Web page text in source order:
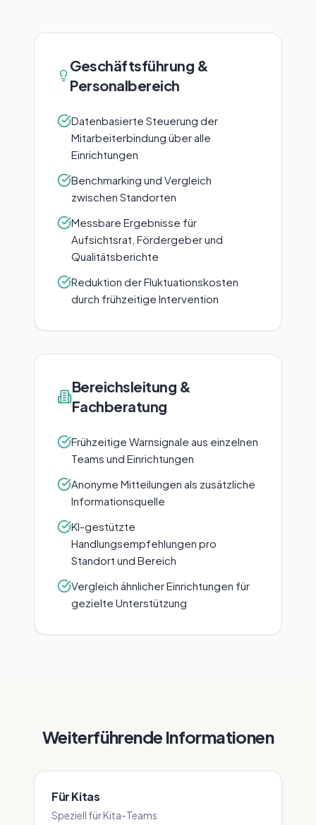
Geschäftsführung &
Personalbereich
Datenbasierte Steuerung der
Mitarbeiterbindung über alle
Einrichtungen
Benchmarking und Vergleich
zwischen Standorten
Messbare Ergebnisse für
Aufsichtsrat, Fördergeber und
Qualitätsberichte
Reduktion der Fluktuationskosten
durch frühzeitige Intervention
Bereichsleitung &
Fachberatung
Frühzeitige Warnsignale aus einzelnen
Teams und Einrichtungen
Anonyme Mitteilungen als zusätzliche
Informationsquelle
KI-gestützte
Handlungsempfehlungen pro
Standort und Bereich
Vergleich ähnlicher Einrichtungen für
gezielte Unterstützung
Weiterführende Informationen
Für Kitas
Speziell für Kita-Teams